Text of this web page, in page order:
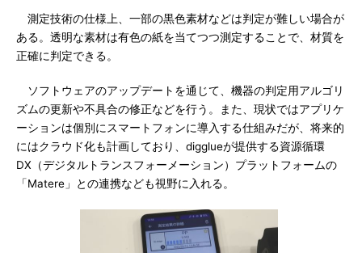
測定技術の仕様上、一部の黒色素材などは判定が難しい場合が
ある。透明な素材は有色の紙を当てつつ測定することで、材質を
正確に判定できる。
ソフトウェアのアップデートを通じて、機器の判定用アルゴリ
ズムの更新や不具合の修正などを行う。また、現状ではアプリケ
ーションは個別にスマートフォンに導入する仕組みだが、将来的
にはクラウド化も計画しており、digglueが提供する資源循環
DX（デジタルトランスフォーメーション）プラットフォームの
「Matere」との連携なども視野に入れる。